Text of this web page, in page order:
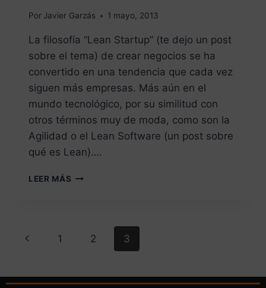
Por Javier Garzás 1 mayo, 2013
La filosofía “Lean Startup” (te dejo un post
sobre el tema) de crear negocios se ha
convertido en una tendencia que cada vez
siguen más empresas. Más aún en el
mundo tecnológico, por su similitud con
otros términos muy de moda, como son la
Agilidad o el Lean Software (un post sobre
qué es Lean)….
LEER MÁS
1 2 3